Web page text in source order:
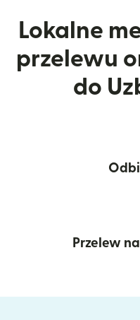
Lokalne
przelewu
do
Przelew